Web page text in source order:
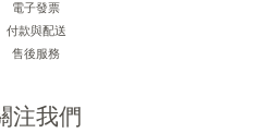
電子發票
付款與配送
售後服務
注我們